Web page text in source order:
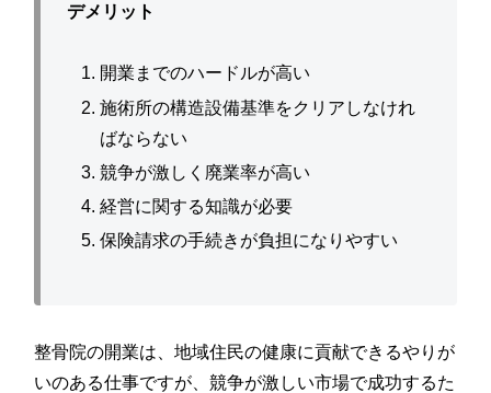
デメリット
開業までのハードルが高い
施術所の構造設備基準をクリアしなけれ
ばならない
競争が激しく廃業率が高い
経営に関する知識が必要
保険請求の手続きが負担になりやすい
整骨院の開業は、地域住民の健康に貢献できるやりが
いのある仕事ですが、競争が激しい市場で成功するた